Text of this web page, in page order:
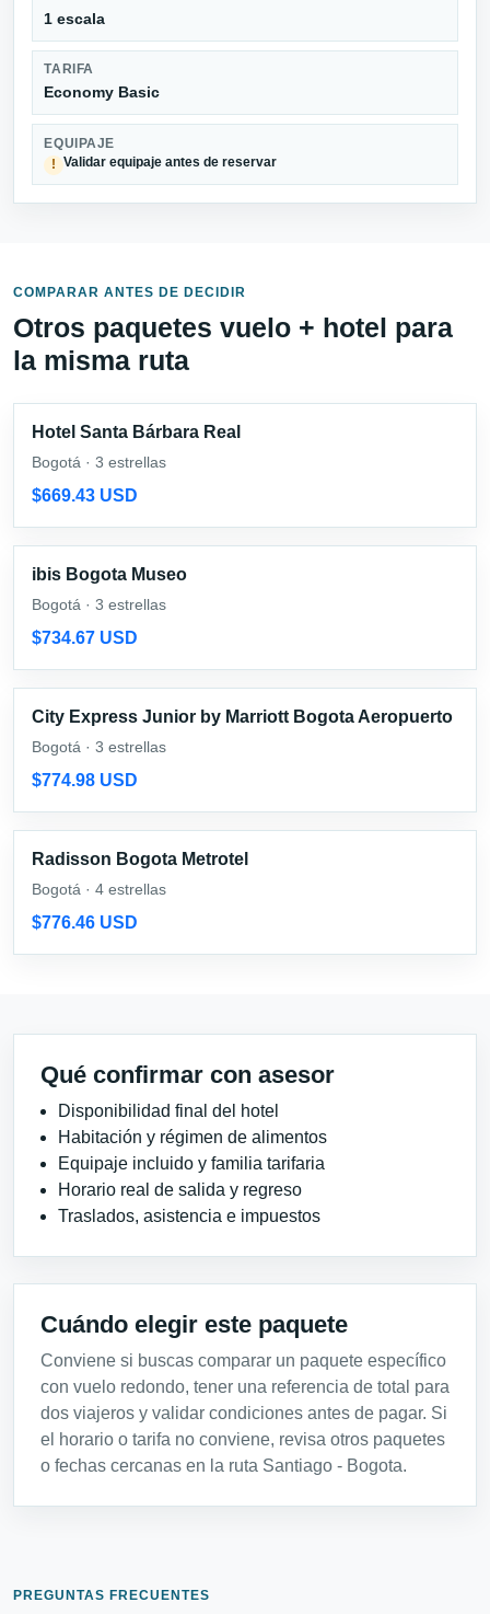
1 escala
TARIFA
Economy Basic
EQUIPAJE
!
Validar equipaje antes de reservar
COMPARAR ANTES DE DECIDIR
Otros paquetes vuelo + hotel para
la misma ruta
Hotel Santa Bárbara Real
Bogotá · 3 estrellas
$669.43 USD
ibis Bogota Museo
Bogotá · 3 estrellas
$734.67 USD
City Express Junior by Marriott Bogota Aeropuerto
Bogotá · 3 estrellas
$774.98 USD
Radisson Bogota Metrotel
Bogotá · 4 estrellas
$776.46 USD
Qué confirmar con asesor
Disponibilidad final del hotel
Habitación y régimen de alimentos
Equipaje incluido y familia tarifaria
Horario real de salida y regreso
Traslados, asistencia e impuestos
Cuándo elegir este paquete
Conviene si buscas comparar un paquete específico
con vuelo redondo, tener una referencia de total para
dos viajeros y validar condiciones antes de pagar. Si
el horario o tarifa no conviene, revisa otros paquetes
o fechas cercanas en la ruta Santiago - Bogota.
PREGUNTAS FRECUENTES